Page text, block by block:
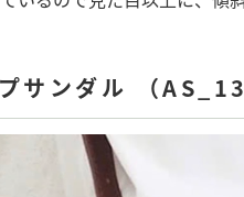
サンダル （